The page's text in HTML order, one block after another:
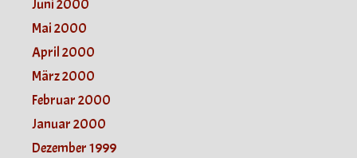
Juni 2000
Mai 2000
April 2000
März 2000
Februar 2000
Januar 2000
Dezember 1999